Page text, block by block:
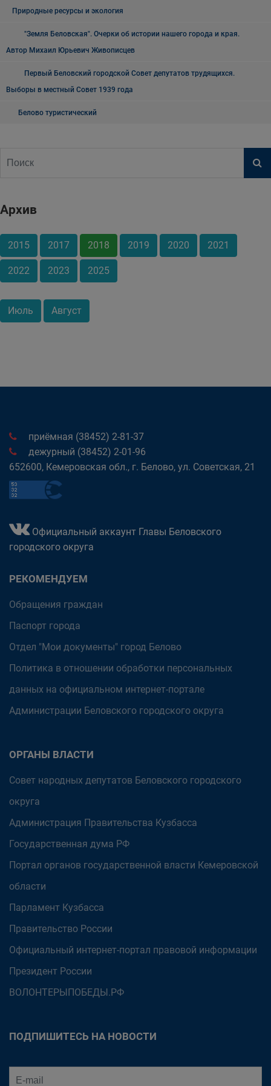
Природные ресурсы и экология
"Земля Беловская". Очерки об истории нашего города и края.
Автор Михаил Юрьевич Живописцев
Первый Беловский городской Совет депутатов трудящихся.
Выборы в местный Совет 1939 года
Белово туристический
Архив
2015 2017 2018 2019 2020 2021
2022 2023 2025
Июль Август
приёмная (38452) 2-81-37
дежурный (38452) 2-01-96
652600, Кемеровская обл., г. Белово, ул. Советская, 21
Официальный аккаунт Главы Беловского
городского округа
РЕКОМЕНДУЕМ
Обращения граждан
Паспорт города
Отдел "Мои документы" город Белово
Политика в отношении обработки персональных
данных на официальном интернет-портале
Администрации Беловского городского округа
ОРГАНЫ ВЛАСТИ
Совет народных депутатов Беловского городского
округа
Администрация Правительства Кузбасса
Государственная дума РФ
Портал органов государственной власти Кемеровской
области
Парламент Кузбасса
Правительство России
Официальный интернет-портал правовой информации
Президент России
ВОЛОНТЕРЫПОБЕДЫ.РФ
ПОДПИШИТЕСЬ НА НОВОСТИ